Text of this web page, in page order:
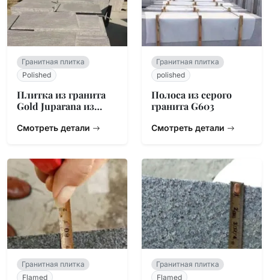
Гранитная плитка
Polished
Плитка из гранита
Gold Juparana из
Смотреть детали
Гранитная плитка
polished
Полоса из серого
гранита G603
Смотреть детали
Гранитная плитка
Flamed
Гранитная плитка
Flamed